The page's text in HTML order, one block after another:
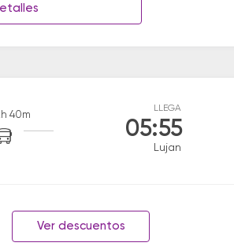
40m
LLEGA
05:55
Lujan
Ver descuentos